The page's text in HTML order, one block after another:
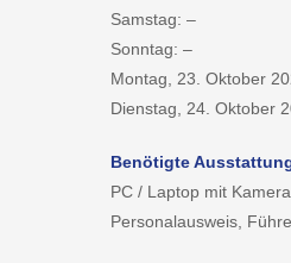
Samstag: –
Sonntag: –
Montag, 23. Oktober
Dienstag, 24. Oktober
Benötigte
PC / Laptop mit
Personalausweis,